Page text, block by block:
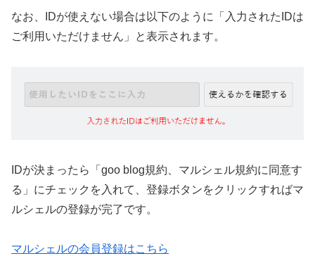
なお、IDが使えない場合は以下のように「入力されたIDは
ご利用いただけません」と表示されます。
IDが決まったら「goo blog規約、マルシェル規約に同意す
る」にチェックを入れて、登録ボタンをクリックすればマ
ルシェルの登録が完了です。
マルシェルの会員登録はこちら